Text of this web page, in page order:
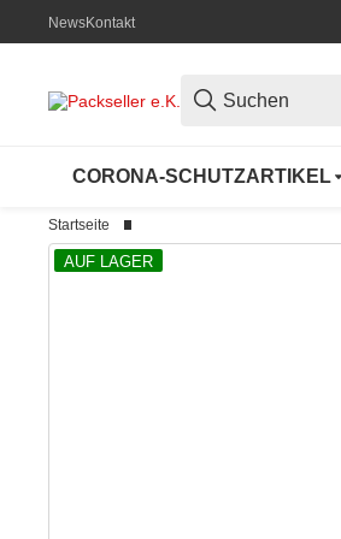
NewsKontakt
CORONA-SCHUTZARTIKEL
Startseite
AUF LAGER